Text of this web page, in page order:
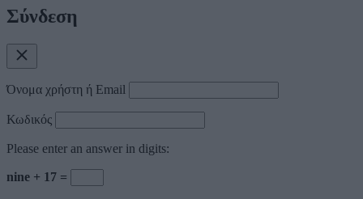
Σύνδεση
Όνομα χρήστη ή Email
Κωδικός
Please enter an answer in digits:
nine + 17 =